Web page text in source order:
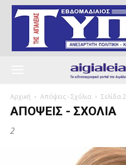
Αρχική Απόψεις - Σχόλια Σελίδα 2
ΑΠΌΨΕΙΣ - ΣΧΌΛΙΑ
2